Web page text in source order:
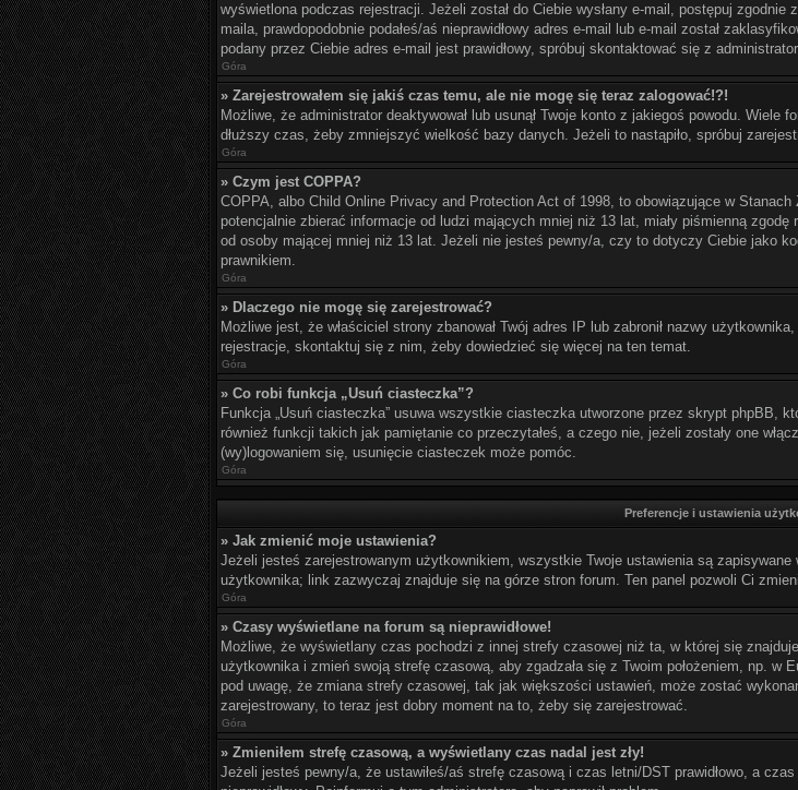
wyświetlona podczas rejestracji. Jeżeli został do Ciebie wysłany e-mail, postępuj
maila, prawdopodobnie podałeś/aś nieprawidłowy adres e-mail lub e-mail został
podany przez Ciebie adres e-mail jest prawidłowy, spróbuj skontaktować się z
Góra
» Zarejestrowałem się jakiś czas temu, ale nie mogę się teraz zalogować!?!
Możliwe, że administrator deaktywował lub usunął Twoje konto z jakiegoś powodu.
dłuższy czas, żeby zmniejszyć wielkość bazy danych. Jeżeli to nastąpiło, spróbuj
Góra
» Czym jest COPPA?
COPPA, albo Child Online Privacy and Protection Act of 1998, to obowiązujące w
potencjalnie zbierać informacje od ludzi mających mniej niż 13 lat, miały piśmienną
od osoby mającej mniej niż 13 lat. Jeżeli nie jesteś pewny/a, czy to dotyczy Ciebie jako
prawnikiem.
Góra
» Dlaczego nie mogę się zarejestrować?
Możliwe jest, że właściciel strony zbanował Twój adres IP lub zabronił nazwy
rejestracje, skontaktuj się z nim, żeby dowiedzieć się więcej na ten temat.
Góra
» Co robi funkcja „Usuń ciasteczka”?
Funkcja „Usuń ciasteczka” usuwa wszystkie ciasteczka utworzone przez skrypt phpBB,
również funkcji takich jak pamiętanie co przeczytałeś, a czego nie, jeżeli zostały one
(wy)logowaniem się, usunięcie ciasteczek może pomóc.
Góra
Preferencje i ustawienia
» Jak zmienić moje ustawienia?
Jeżeli jesteś zarejestrowanym użytkownikiem, wszystkie Twoje ustawienia są
użytkownika; link zazwyczaj znajduje się na górze stron forum. Ten panel pozwoli Ci
Góra
» Czasy wyświetlane na forum są nieprawidłowe!
Możliwe, że wyświetlany czas pochodzi z innej strefy czasowej niż ta, w której się
użytkownika i zmień swoją strefę czasową, aby zgadzała się z Twoim położeniem, np. w
pod uwagę, że zmiana strefy czasowej, tak jak większości ustawień, może zostać
zarejestrowany, to teraz jest dobry moment na to, żeby się zarejestrować.
Góra
» Zmieniłem strefę czasową, a wyświetlany czas nadal jest zły!
Jeżeli jesteś pewny/a, że ustawiłeś/aś strefę czasową i czas letni/DST prawidłowo, a